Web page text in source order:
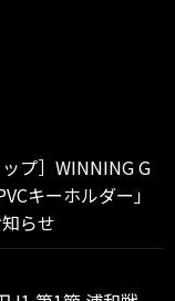
プ］WINNING G
キーホルダー」
らせ